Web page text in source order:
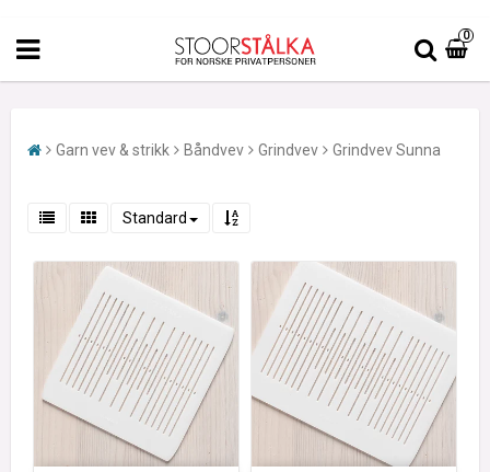
0
Garn vev & strikk Båndvev Grindvev Grindvev Sunna
Standard